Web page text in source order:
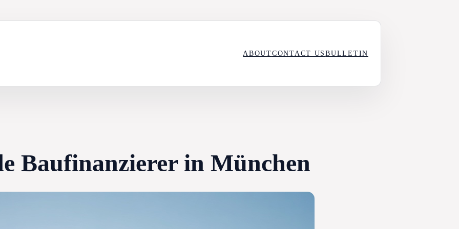
ABOUTCONTACT USBULLETIN
Baufinanzierer in München